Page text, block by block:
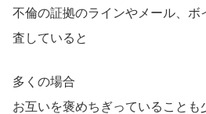
不倫の証拠のラインやメール、ボ
査していると
多くの場合
お互いを褒めちぎっていることも